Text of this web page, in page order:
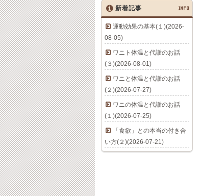
新着記事 INFO
運動効果の基本(１)(2026-
08-05)
ワニト体温と代謝のお話
(３)(2026-08-01)
ワニと体温と代謝のお話
(２)(2026-07-27)
ワニの体温と代謝のお話
(１)(2026-07-25)
「食欲」との本当の付き合
い方(２)(2026-07-21)